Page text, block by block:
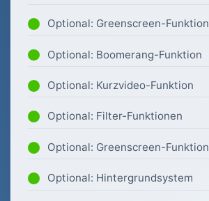
Optional: Greenscreen-Funktion
Optional: Boomerang-Funktion
Optional: Kurzvideo-Funktion
Optional: Filter-Funktionen
Optional: Greenscreen-Funktion
Optional: Hintergrundsystem